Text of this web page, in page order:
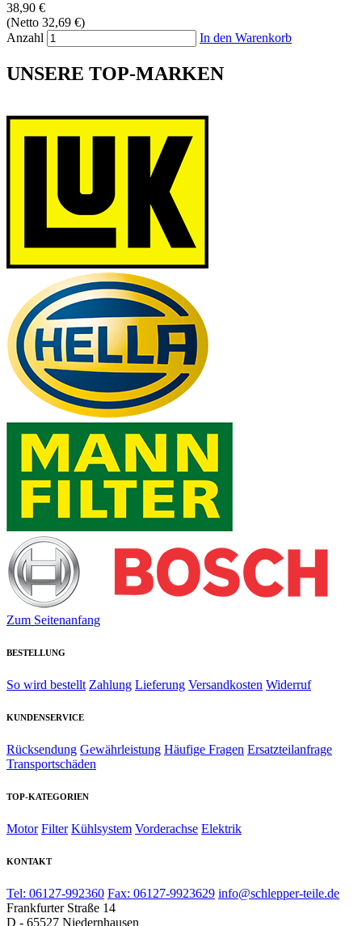
38,90 €
(Netto 32,69 €)
Anzahl
In den Warenkorb
UNSERE TOP-MARKEN
Zum Seitenanfang
BESTELLUNG
So wird bestellt Zahlung Lieferung Versandkosten Widerruf
KUNDENSERVICE
Rücksendung Gewährleistung Häufige Fragen Ersatzteilanfrage
Transportschäden
TOP-KATEGORIEN
Motor Filter Kühlsystem Vorderachse Elektrik
KONTAKT
Tel: 06127-992360 Fax: 06127-9923629 info@schlepper-teile.de
Frankfurter Straße 14
D - 65527 Niedernhausen